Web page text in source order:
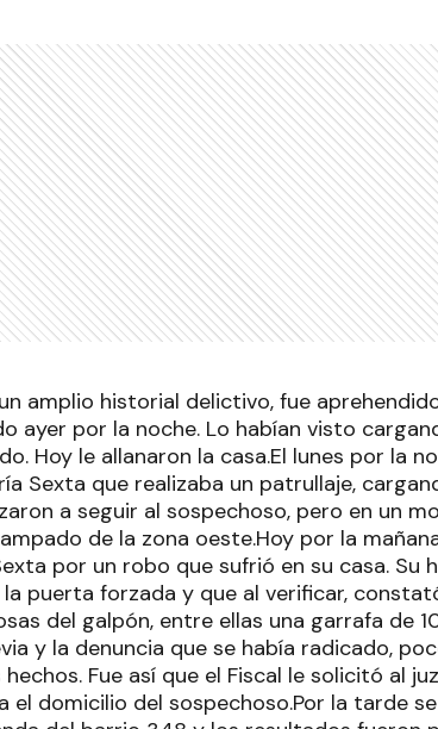
amplio historial delictivo, fue
ayer por la noche. Lo habían visto
Hoy le allanaron la casa.El lunes por la
Sexta que realizaba un patrullaje,
a seguir al sospechoso, pero en un
de la zona oeste.Hoy por la
por un robo que sufrió en su casa. Su
puerta forzada y que al verificar,
del galpón, entre ellas una garrafa de
y la denuncia que se había radicado,
Fue así que el Fiscal le solicitó al
el domicilio del sospechoso.Por la tarde